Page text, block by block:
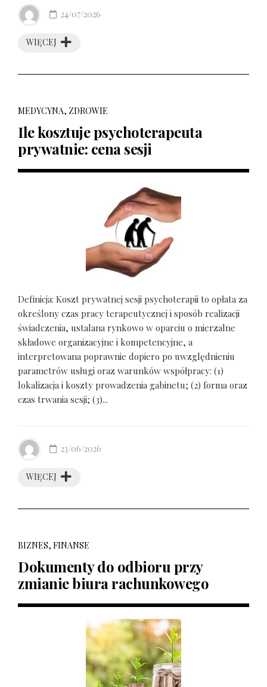
WIĘCEJ
24/07/2026
MEDYCYNA, ZDROWIE
Ile kosztuje psychoterapeuta
prywatnie: cena sesji
Definicja: Koszt prywatnej sesji psychoterapii to opłata za
określony czas pracy terapeutycznej i sposób realizacji
świadczenia, ustalana rynkowo w oparciu o mierzalne
składowe organizacyjne i kompetencyjne, a
interpretowana poprawnie dopiero po uwzględnieniu
parametrów usługi oraz warunków współpracy: (1)
lokalizacja i koszty prowadzenia gabinetu; (2) forma oraz
czas trwania sesji; (3)...
WIĘCEJ
23/06/2026
BIZNES, FINANSE
Dokumenty do odbioru przy
zmianie biura rachunkowego